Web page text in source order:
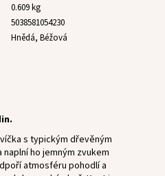
0.609 kg
5038581054230
Hnědá, Béžová
s typickým dřevěným
ho jemným zvukem
atmosféru pohodlí a